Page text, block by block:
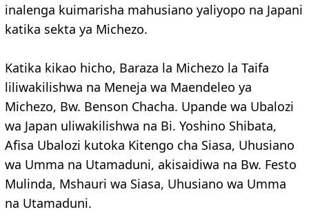
inalenga kuimarisha mahusiano yaliyopo na Japani
katika sekta ya Michezo.
Katika kikao hicho, Baraza la Michezo la Taifa
liliwakilishwa na Meneja wa Maendeleo ya
Michezo, Bw. Benson Chacha. Upande wa Ubalozi
wa Japan uliwakilishwa na Bi. Yoshino Shibata,
Afisa Ubalozi kutoka Kitengo cha Siasa, Uhusiano
wa Umma na Utamaduni, akisaidiwa na Bw. Festo
Mulinda, Mshauri wa Siasa, Uhusiano wa Umma
na Utamaduni.